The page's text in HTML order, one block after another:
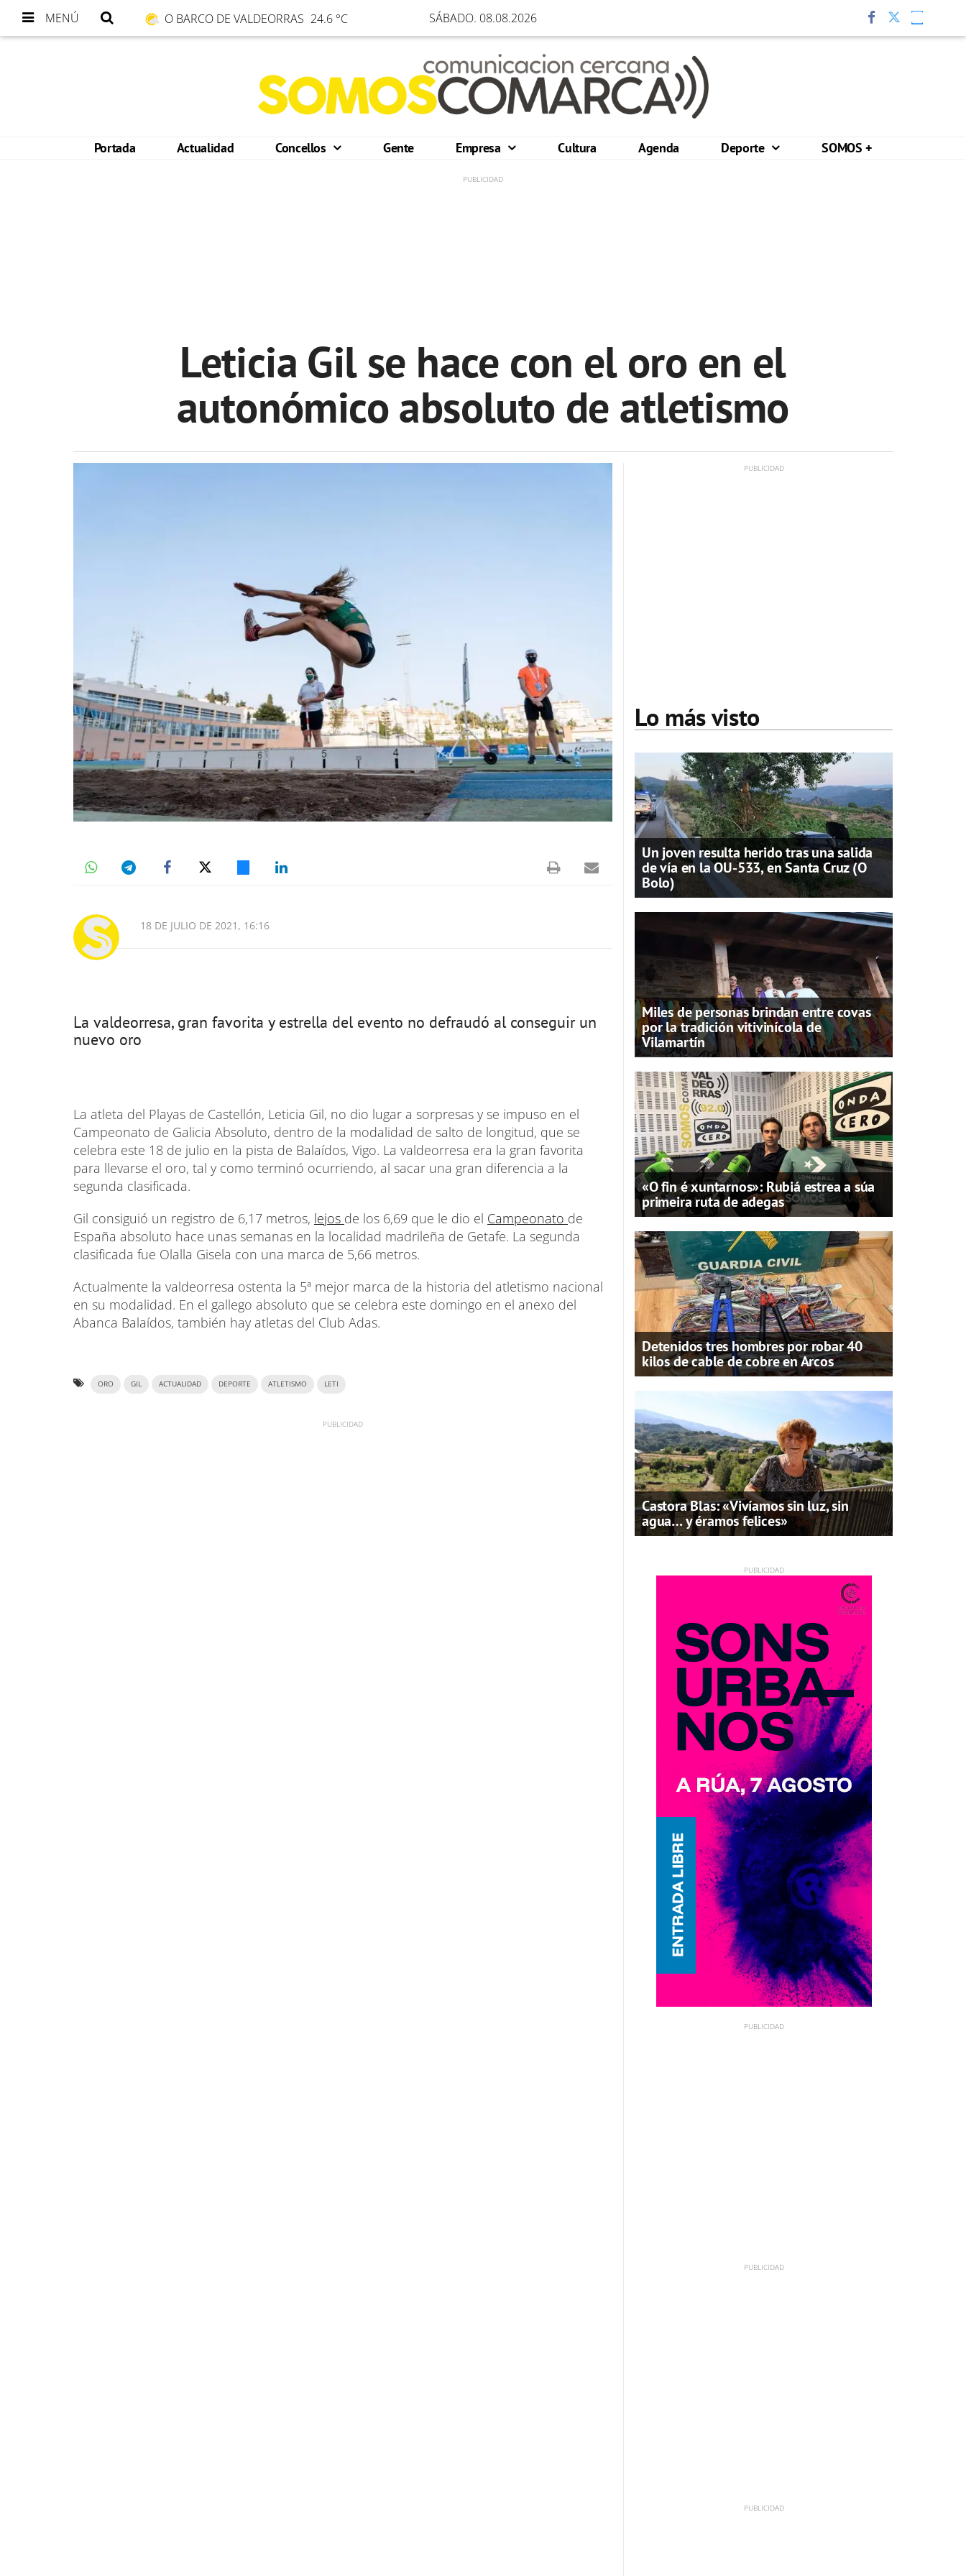
MENÚ O BARCO DE VALDEORRAS 24.6 °C SÁBADO. 08.08.2026
Portada Actualidad Concellos Gente Empresa Cultura Agenda Deporte SOMOS +
Leticia Gil se hace con el oro en el
autonómico absoluto de atletismo
18 DE JULIO DE 2021, 16:16
La valdeorresa, gran favorita y estrella del evento no defraudó al conseguir un
nuevo oro
La atleta del Playas de Castellón, Leticia Gil, no dio lugar a sorpresas y se impuso en el
Campeonato de Galicia Absoluto, dentro de la modalidad de salto de longitud, que se
celebra este 18 de julio en la pista de Balaídos, Vigo. La valdeorresa era la gran favorita
para llevarse el oro, tal y como terminó ocurriendo, al sacar una gran diferencia a la
segunda clasificada.
Gil consiguió un registro de 6,17 metros, lejos de los 6,69 que le dio el Campeonato de
España absoluto hace unas semanas en la localidad madrileña de Getafe. La segunda
clasificada fue Olalla Gisela con una marca de 5,66 metros.
Actualmente la valdeorresa ostenta la 5ª mejor marca de la historia del atletismo nacional
en su modalidad. En el gallego absoluto que se celebra este domingo en el anexo del
Abanca Balaídos, también hay atletas del Club Adas.
ORO GIL ACTUALIDAD DEPORTE ATLETISMO LETI
Lo más visto
Un joven resulta herido tras una salida
de vía en la OU-533, en Santa Cruz (O
Bolo)
Miles de personas brindan entre covas
por la tradición vitivinícola de
Vilamartín
«O fin é xuntarnos»: Rubiá estrea a súa
primeira ruta de adegas
Detenidos tres hombres por robar 40
kilos de cable de cobre en Arcos
Castora Blas: «Vivíamos sin luz, sin
agua… y éramos felices»